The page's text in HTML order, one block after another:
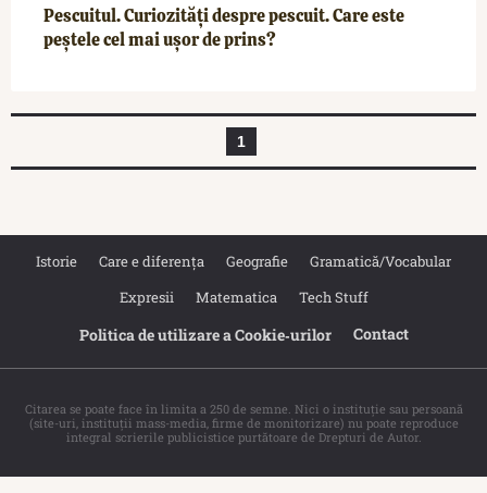
Pescuitul. Curiozități despre pescuit. Care este
peștele cel mai ușor de prins?
1
Istorie Care e diferența Geografie
Gramatică/Vocabular
Expresii
Matematica Tech Stuff
Politica de utilizare a Cookie‐urilor Contact
Citarea se poate face în limita a 250 de semne. Nici o instituţie sau persoană
(site-uri, instituţii mass-media, firme de monitorizare) nu poate reproduce
integral scrierile publicistice purtătoare de Drepturi de Autor.